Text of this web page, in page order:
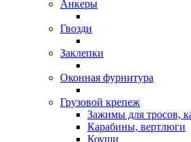
Анкеры
Гвозди
Заклепки
Оконная фурнитура
Грузовой крепеж
Зажимы для тросов,
Карабины, вертлюги
Коуши